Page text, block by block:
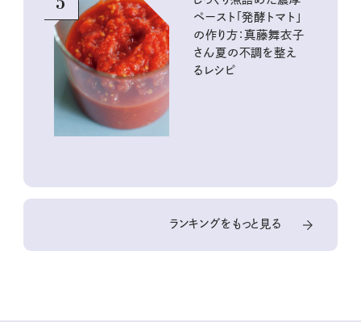
ペースト「発酵トマト」
の作り方：真藤舞衣子
さん夏の不調を整え
るレシピ
ランキングをもっと見る